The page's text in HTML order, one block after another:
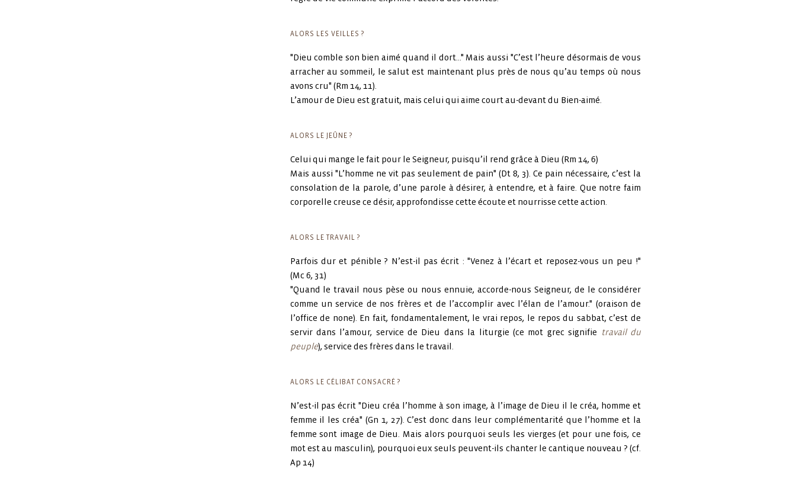
ALORS LES VEILLES ?
"Dieu comble son bien aimé quand il dort…" Mais aussi "C’est l’heure désormais de vous
arracher au sommeil, le salut est maintenant plus près de nous qu’au temps où nous
avons cru" (Rm 14, 11).
L’amour de Dieu est gratuit, mais celui qui aime court au-devant du Bien-aimé.
ALORS LE JEÛNE ?
Celui qui mange le fait pour le Seigneur, puisqu’il rend grâce à Dieu (Rm 14, 6)
Mais aussi "L’homme ne vit pas seulement de pain" (Dt 8, 3). Ce pain nécessaire, c’est la
consolation de la parole, d’une parole à désirer, à entendre, et à faire. Que notre faim
corporelle creuse ce désir, approfondisse cette écoute et nourrisse cette action.
ALORS LE TRAVAIL ?
Parfois dur et pénible ? N’est-il pas écrit : "Venez à l’écart et reposez-vous un peu !"
(Mc 6, 31)
"Quand le travail nous pèse ou nous ennuie, accorde-nous Seigneur, de le considérer
comme un service de nos frères et de l’accomplir avec l’élan de l’amour." (oraison de
l’office de none). En fait, fondamentalement, le vrai repos, le repos du sabbat, c’est de
servir dans l’amour, service de Dieu dans la liturgie (ce mot grec signifie
travail du
peuple), service des frères dans le travail.
ALORS LE CÉLIBAT CONSACRÉ ?
N’est-il pas écrit "Dieu créa l’homme à son image, à l’image de Dieu il le créa, homme et
femme il les créa" (Gn 1, 27). C’est donc dans leur complémentarité que l’homme et la
femme sont image de Dieu. Mais alors pourquoi seuls les vierges (et pour une fois, ce
mot est au masculin), pourquoi eux seuls peuvent-ils chanter le cantique nouveau ? (cf.
Ap 14)